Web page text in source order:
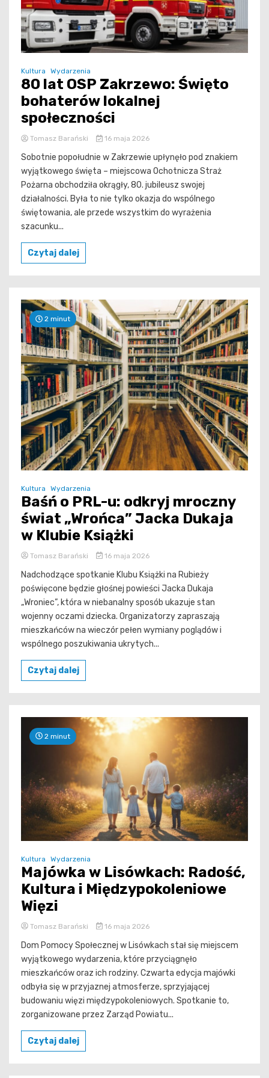
Kultura Wydarzenia
80 lat OSP Zakrzewo: Święto
bohaterów lokalnej
społeczności
Tomasz Barański 16 maja 2026
Sobotnie popołudnie w Zakrzewie upłynęło pod znakiem
wyjątkowego święta – miejscowa Ochotnicza Straż
Pożarna obchodziła okrągły, 80. jubileusz swojej
działalności. Była to nie tylko okazja do wspólnego
świętowania, ale przede wszystkim do wyrażenia
szacunku...
Czytaj dalej
2 minut
Kultura Wydarzenia
Baśń o PRL-u: odkryj mroczny
świat „Wrońca” Jacka Dukaja
w Klubie Książki
Tomasz Barański 16 maja 2026
Nadchodzące spotkanie Klubu Książki na Rubieży
poświęcone będzie głośnej powieści Jacka Dukaja
„Wroniec”, która w niebanalny sposób ukazuje stan
wojenny oczami dziecka. Organizatorzy zapraszają
mieszkańców na wieczór pełen wymiany poglądów i
wspólnego poszukiwania ukrytych...
Czytaj dalej
2 minut
Kultura Wydarzenia
Majówka w Lisówkach: Radość,
Kultura i Międzypokoleniowe
Więzi
Tomasz Barański 16 maja 2026
Dom Pomocy Społecznej w Lisówkach stał się miejscem
wyjątkowego wydarzenia, które przyciągnęło
mieszkańców oraz ich rodziny. Czwarta edycja majówki
odbyła się w przyjaznej atmosferze, sprzyjającej
budowaniu więzi międzypokoleniowych. Spotkanie to,
zorganizowane przez Zarząd Powiatu...
Czytaj dalej